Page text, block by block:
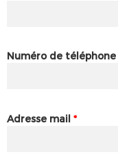
Numéro de téléphone
Adresse mail *